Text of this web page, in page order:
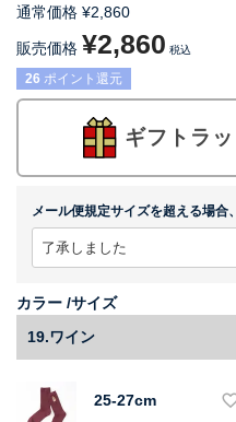
通常価格 ¥2,860
販売価格 ¥2,860 税込
26 ポイント還元
ギフトラ
メール便規定サイズを超える場合
カラー サイズ
19.ワイン
25-27cm